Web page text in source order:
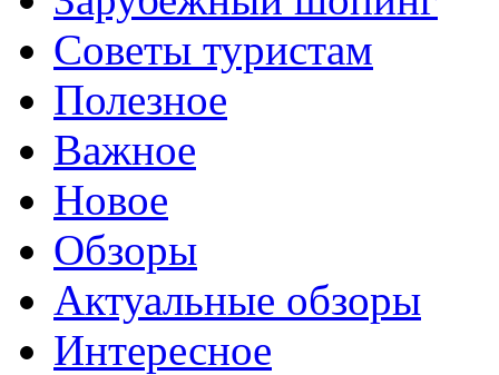
Советы туристам
Полезное
Важное
Новое
Обзоры
Актуальные обзоры
Интересное